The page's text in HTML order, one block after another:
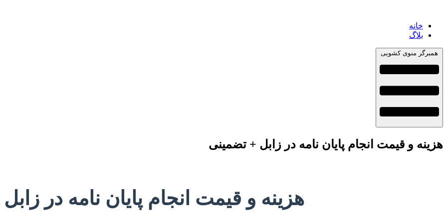
خانه
بلاگ
همبرگر منوی کشویی
هزینه و قیمت انجام پایان نامه در زابل + تضمینی
هزینه و قیمت انجام پایان نامه در